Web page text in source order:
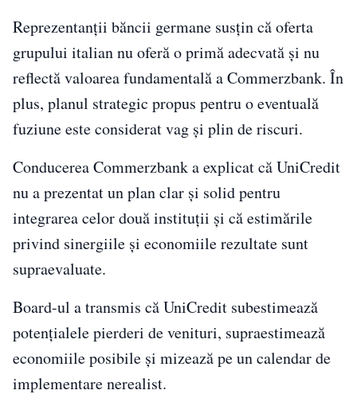
Reprezentanții băncii germane susțin că oferta
grupului italian nu oferă o primă adecvată și nu
reflectă valoarea fundamentală a Commerzbank. În
plus, planul strategic propus pentru o eventuală
fuziune este considerat vag și plin de riscuri.
Conducerea Commerzbank a explicat că UniCredit
nu a prezentat un plan clar și solid pentru
integrarea celor două instituții și că estimările
privind sinergiile și economiile rezultate sunt
supraevaluate.
Board-ul a transmis că UniCredit subestimează
potențialele pierderi de venituri, supraestimează
economiile posibile și mizează pe un calendar de
implementare nerealist.